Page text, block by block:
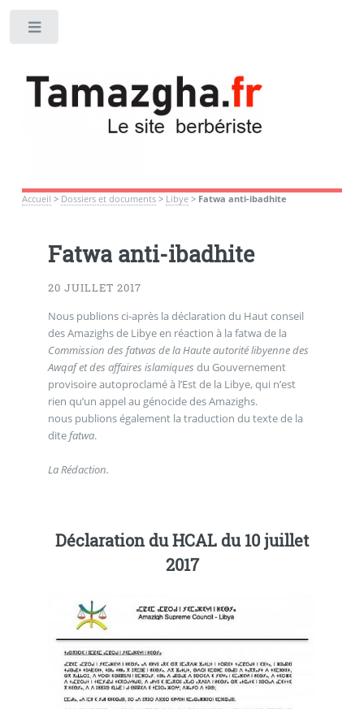
Accueil > Dossiers et documents> Libye> Fatwa anti-ibadhite
Fatwa anti-ibadhite
20 JUILLET 2017
Nous publions ci-après la déclaration du Haut conseil
des Amazighs de Libye en réaction à la fatwa de la
Commission des fatwas de la Haute autorité libyenne des
Awqaf et des affaires islamiques du Gouvernement
provisoire autoproclamé à l’Est de la Libye, qui n’est
rien qu’un appel au génocide des Amazighs.
nous publions également la traduction du texte de la
ditefatwa.
La Rédaction.
Déclaration du HCAL du 10 juillet
2017